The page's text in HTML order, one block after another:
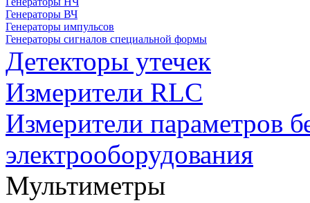
Генераторы ВЧ
Генераторы импульсов
Генераторы сигналов специальной формы
Детекторы утечек
Измерители RLC
Измерители параметров
электрооборудования
Мультиметры